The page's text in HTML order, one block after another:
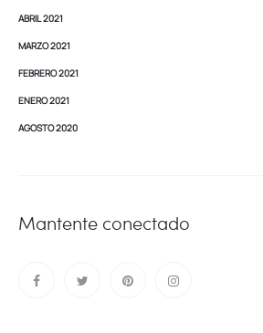
ABRIL 2021
MARZO 2021
FEBRERO 2021
ENERO 2021
AGOSTO 2020
Mantente conectado